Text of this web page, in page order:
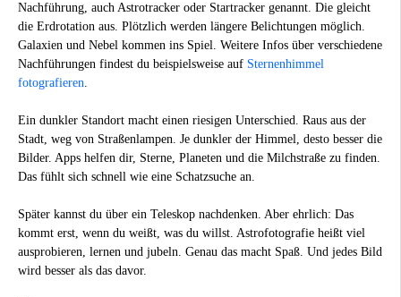
Nachführung, auch Astrotracker oder Startracker genannt. Die gleicht
die Erdrotation aus. Plötzlich werden längere Belichtungen möglich.
Galaxien und Nebel kommen ins Spiel. Weitere Infos über verschiedene
Nachführungen findest du beispielsweise auf Sternenhimmel
fotografieren.
Ein dunkler Standort macht einen riesigen Unterschied. Raus aus der
Stadt, weg von Straßenlampen. Je dunkler der Himmel, desto besser die
Bilder. Apps helfen dir, Sterne, Planeten und die Milchstraße zu finden.
Das fühlt sich schnell wie eine Schatzsuche an.
Später kannst du über ein Teleskop nachdenken. Aber ehrlich: Das
kommt erst, wenn du weißt, was du willst. Astrofotografie heißt viel
ausprobieren, lernen und jubeln. Genau das macht Spaß. Und jedes Bild
wird besser als das davor.